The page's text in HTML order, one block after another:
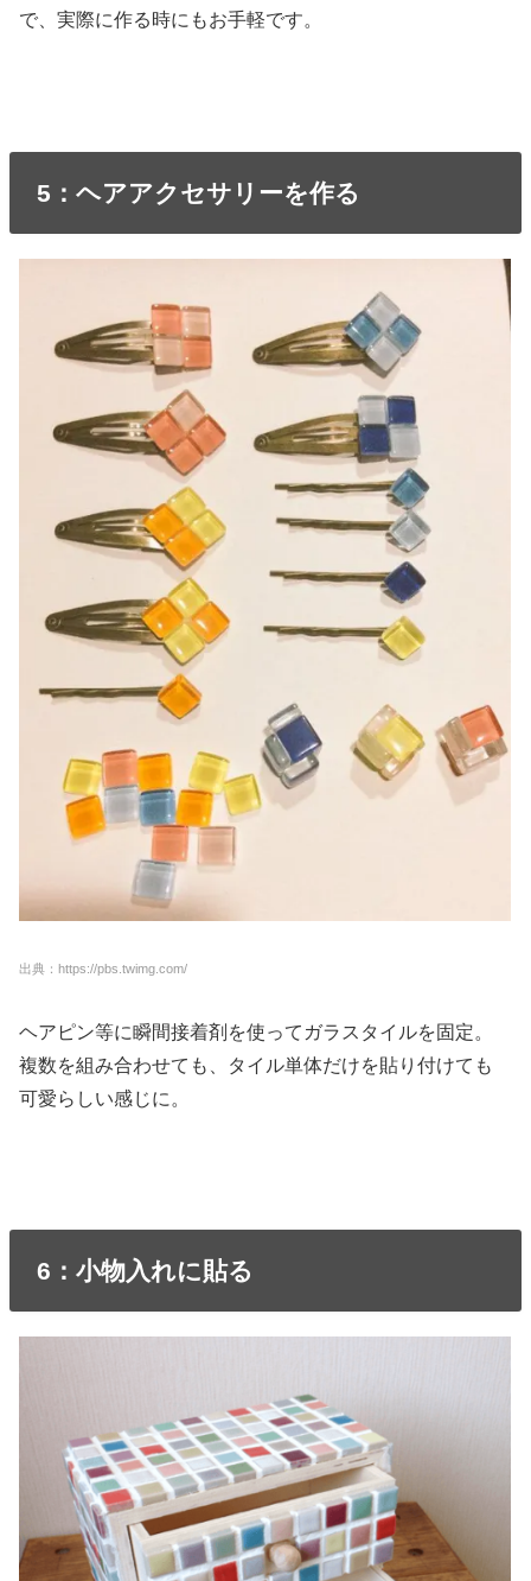
で、実際に作る時にもお手軽です。
5：ヘアアクセサリーを作る
出典：https://pbs.twimg.com/
ヘアピン等に瞬間接着剤を使ってガラスタイルを固定。
複数を組み合わせても、タイル単体だけを貼り付けても
可愛らしい感じに。
6：小物入れに貼る